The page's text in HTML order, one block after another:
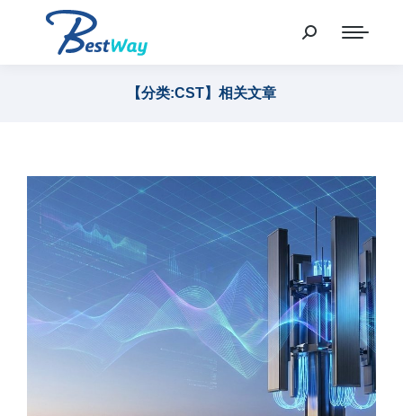
【分类:CST】相关文章